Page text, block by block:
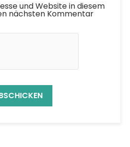
und Website in diesem
nächsten Kommentar